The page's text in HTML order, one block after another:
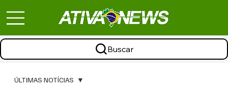
Buscar
ÚLTIMAS NOTÍCIAS